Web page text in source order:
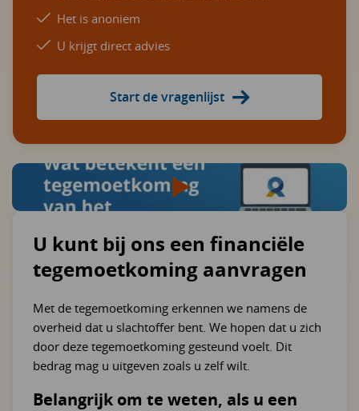
Het is anoniem
U krijgt direct advies
Start de vragenlijst
U kunt bij ons een financiële
tegemoetkoming aanvragen
Met de tegemoetkoming erkennen we namens de
overheid dat u slachtoffer bent. We hopen dat u zich
door deze tegemoetkoming gesteund voelt. Dit
bedrag mag u uitgeven zoals u zelf wilt.
Belangrijk om te weten, als u een